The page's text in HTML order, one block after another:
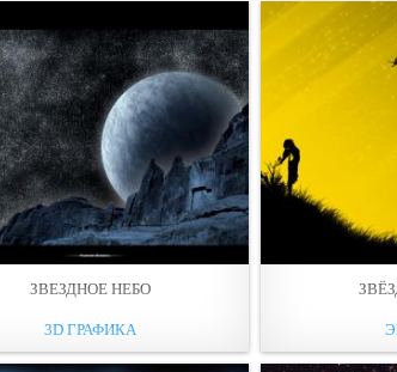
ЗВЕЗДНОЕ НЕБО
3D ГРАФИКА